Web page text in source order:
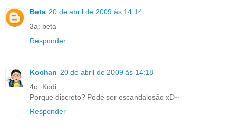
Beta 20 de abril de 2009 às 14:14
3a: beta
Responder
Kochan 20 de abril de 2009 às 14:18
4o: Kodi
Porque discreto? Pode ser escandalosão xD~
Responder